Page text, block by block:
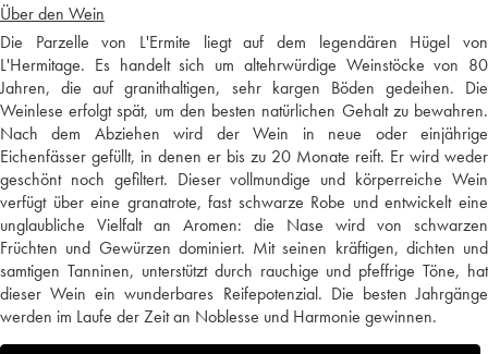
Über den Wein
Die Parzelle von L'Ermite liegt auf dem legendären Hügel von
L'Hermitage. Es handelt sich um altehrwürdige Weinstöcke von 80
Jahren, die auf granithaltigen, sehr kargen Böden gedeihen. Die
Weinlese erfolgt spät, um den besten natürlichen Gehalt zu bewahren.
Nach dem Abziehen wird der Wein in neue oder einjährige
Eichenfässer gefüllt, in denen er bis zu 20 Monate reift. Er wird weder
geschönt noch gefiltert. Dieser vollmundige und körperreiche Wein
verfügt über eine granatrote, fast schwarze Robe und entwickelt eine
unglaubliche Vielfalt an Aromen: die Nase wird von schwarzen
Früchten und Gewürzen dominiert. Mit seinen kräftigen, dichten und
samtigen Tanninen, unterstützt durch rauchige und pfeffrige Töne, hat
dieser Wein ein wunderbares Reifepotenzial. Die besten Jahrgänge
werden im Laufe der Zeit an Noblesse und Harmonie gewinnen.